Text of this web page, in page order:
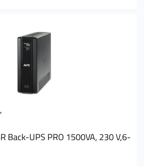
Back-UPS PRO 1500VA, 230 V,6-